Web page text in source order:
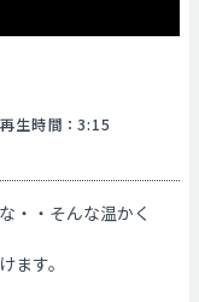
再生時間 ： 3:15
・・そんな温かく
ます。